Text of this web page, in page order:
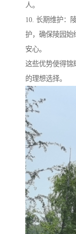
人。
10. 长期维护：
护，确保陵园始
安心。
这些优势使得锦
的理想选择。